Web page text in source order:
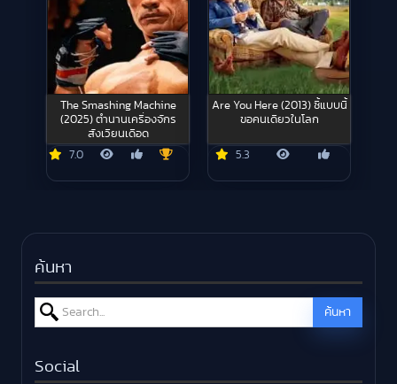
The Smashing Machine
(2025) ตำนานเครื่องจักร
สังเวียนเดือด
7.0
Are You Here (2013) ซี้แบบนี้
ขอคนเดียวในโลก
5.3
ค้นหา
Search for: ค้นหา
Social